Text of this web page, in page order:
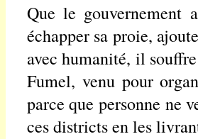
Que le gouvernement
échapper sa proie,
avec humanité, il
Fumel, venu pour
parce que personne ne
ces districts en les